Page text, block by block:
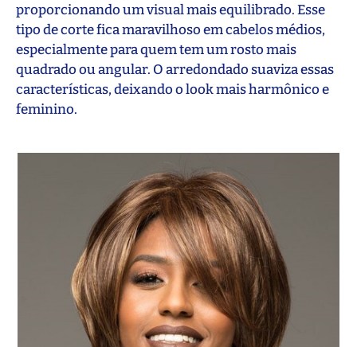
proporcionando um visual mais equilibrado. Esse
tipo de corte fica maravilhoso em cabelos médios,
especialmente para quem tem um rosto mais
quadrado ou angular. O arredondado suaviza essas
características, deixando o look mais harmônico e
feminino.